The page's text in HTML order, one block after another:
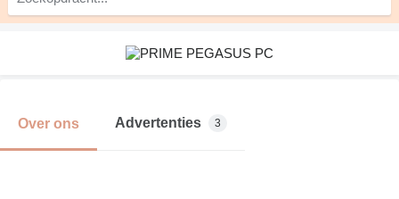
Over ons Advertenties 3